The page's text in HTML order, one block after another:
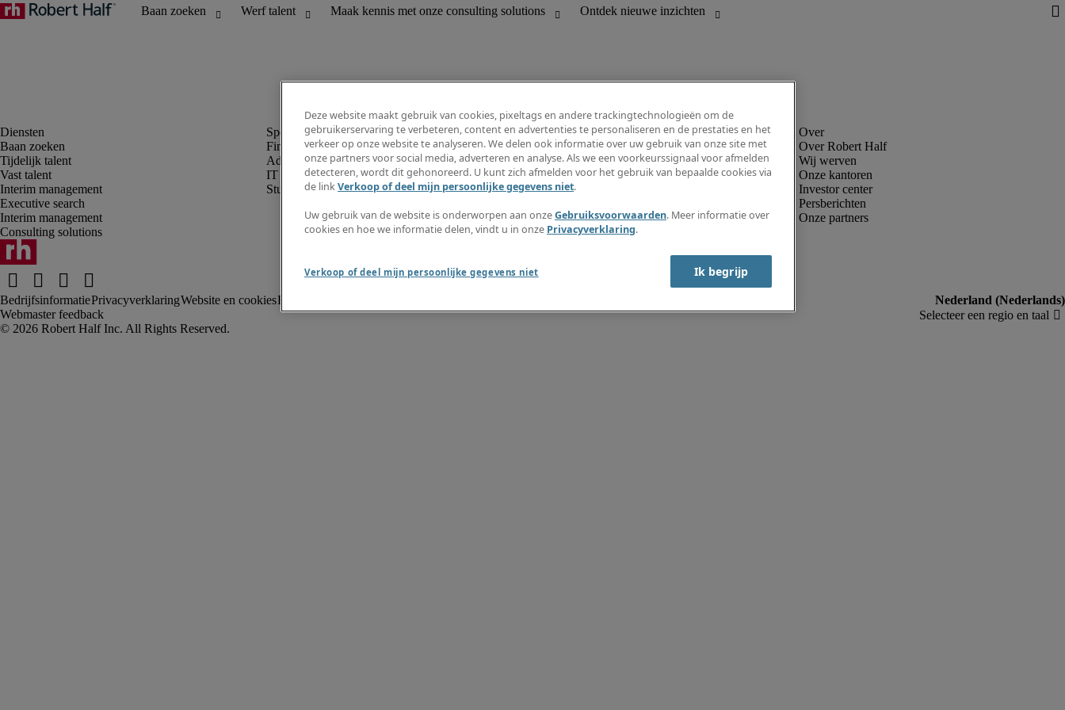
Baan zoeken
Tijdelijk talent
Vast talent
Interim management
Executive search
Interim management
Consulting solutions
Finance en boekhouding
Administratie, HR en customer support
IT
Student
Informatiecentrum
Inschrijven nieuwsbrief
Maak een vacaturemelding aan
Jobomschrijvingen
Timesheets
Ontdek nieuwe inzichten
Over Robert Half
Wij werven
Onze kantoren
Investor center
Persberichten
Onze partners
BedrijfsinformatiePrivacyverklaringWebsite en cookiesFraude alarm
Webmaster feedback
Deze website maakt gebruik van cookies, pixeltags en andere trackingtechnologieën om de
gebruikerservaring te verbeteren, content en advertenties te personaliseren en de prestaties en het
verkeer op onze website te analyseren. We delen ook informatie over uw gebruik van onze site met
onze partners voor social media, adverteren en analyse. Als we een voorkeurssignaal voor afmelden
detecteren, wordt dit gehonoreerd. U kunt zich afmelden voor het gebruik van bepaalde cookies via
de linkVerkoop of deel mijn persoonlijke gegevens niet.
Uw gebruik van de website is onderworpen aan onzeGebruiksvoorwaarden. Meer informatie over
cookies en hoe we informatie delen, vindt u in onze Privacyverklaring.
Verkoop of deel mijn persoonlijke gegevens niet Ik begrijp